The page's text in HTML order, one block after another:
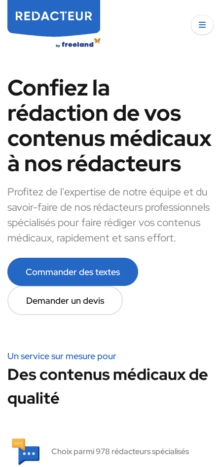
Confiez la
rédaction de vos
contenus médicaux
à nos rédacteurs
Profitez de l'expertise de notre équipe et du
savoir-faire de nos rédacteurs professionnels
spécialisés pour faire rédiger vos contenus
médicaux, rapidement et sans effort.
Commander des textes
Demander un devis
Un service sur mesure pour
Des contenus médicaux de
qualité
Choix parmi 978 rédacteurs spécialisés